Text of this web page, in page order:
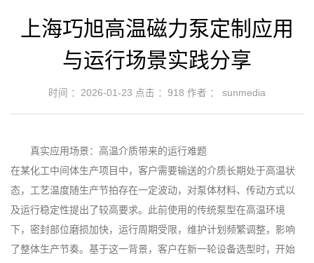
上海巧旭高温磁力泵定制应用
与运行场景实践分享
时间 ：2026-01-23 点击 ： 918 作者 ： sunmedia
真实应用场景：高温介质带来的运行难题
在某化工中间体生产项目中，客户需要输送的介质长期处于高温状
态，工艺温度随生产节拍存在一定波动，对泵体材料、传动方式以
及运行稳定性提出了较高要求。此前使用的传统泵型在高温环境
下，密封部位磨损加快，运行周期受限，维护计划频繁调整，影响
了整体生产节奏。基于这一背景，客户在新一轮设备选型时，开始